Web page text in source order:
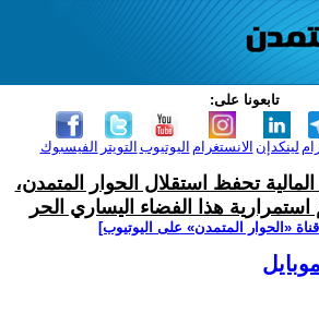
تابعونا على:
الفيسبوك التويتر اليوتيوب الانستغرام لينكدإن
تحفظ استقلال الحوار المتمدن،
هذا الفضاء اليساري الحر
‫«الحوار المتمدن» على اليوتيوب]